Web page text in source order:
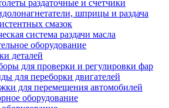
раздаточные и счетчики
шприцы и раздача
смазок
система раздачи масла
оборудование
деталей
для проверки и регулировки фар
для переборки двигателей
для перемещения автомобилей
оборудование